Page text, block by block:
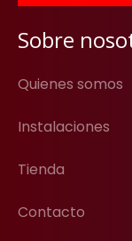
Sobre
Quienes somos
Instalaciones
Tienda
Contacto